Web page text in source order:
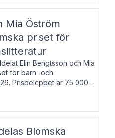
Mia Öström
priset för
Elin Bengtsson och Mia
för barn- och
Prisbeloppet är 75 000
född 1987, är författare
Blomska